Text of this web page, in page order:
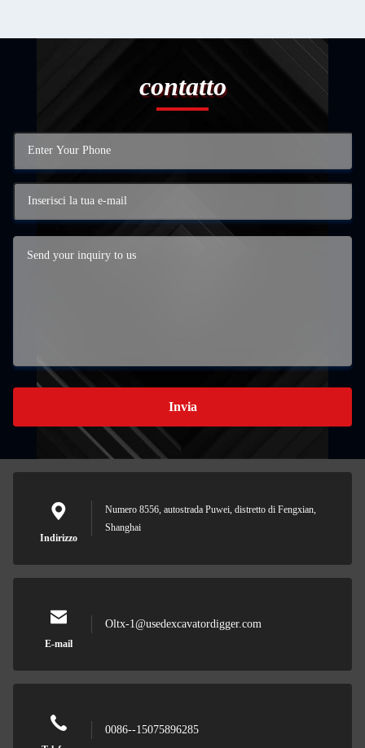
contatto
Invia
Indirizzo
Numero 8556, autostrada Puwei, distretto di Fengxian,
Shanghai
E-mail
Oltx-1@usedexcavatordigger.com
0086--15075896285